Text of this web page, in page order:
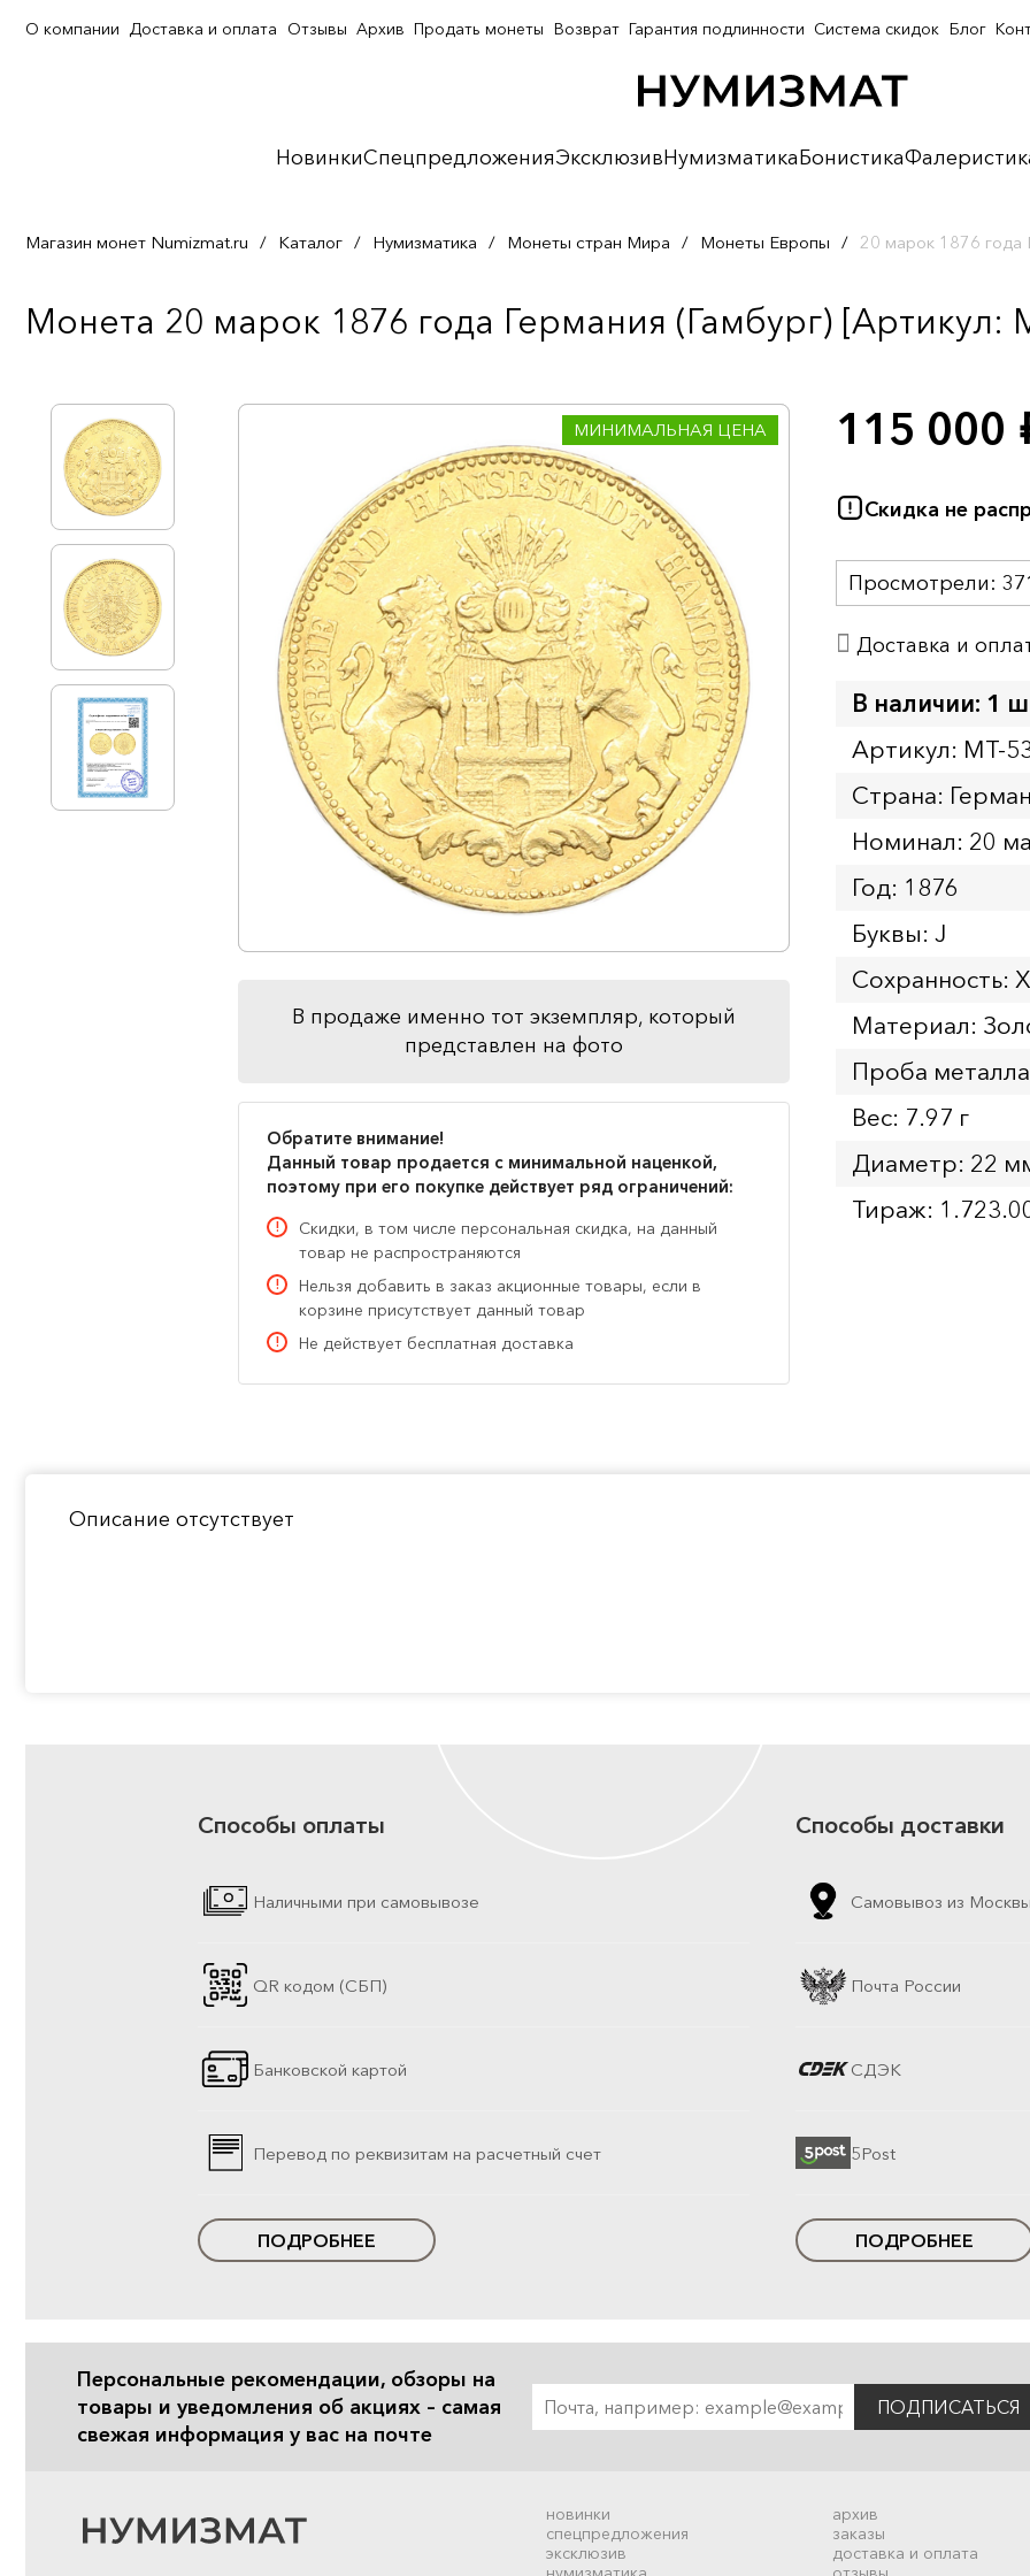
НовинкиСпецпредложенияЭксклюзивНумизматикаБонистика
О компании Доставка и оплата Отзывы Архив Продать монеты Возврат Гарантия подлинности Система скидок Блог
Магазин монет Numizmat.ru / Каталог / Нумизматика / Монеты стран Мира / Монеты Европы / 20 марок 1876 года
Монета 20 марок 1876 года Германия (Гамбург) [Артикул:
МИНИМАЛЬНАЯ ЦЕНА
В продаже именно тот экземпляр, который
представлен на фото
Обратите внимание!
Данный товар продается с минимальной наценкой,
поэтому при его покупке действует ряд ограничений:
Скидки, в том числе персональная скидка, на данный
товар не распространяются
Нельзя добавить в заказ акционные товары, если в
корзине присутствует данный товар
Не действует бесплатная доставка
115 000
Скидка не
Просмотрели:
Доставка и
В наличии: 1
Артикул: MT-
Страна:
Номинал: 20
Год: 1876
Буквы: J
Сохранность:
Материал:
Проба
Вес: 7.97 г
Диаметр: 22
Тираж:
Описание отсутствует
Способы оплаты
Наличными при самовывозе
QR кодом (СБП)
Банковской картой
Перевод по реквизитам на расчетный счет
ПОДРОБНЕЕ
Способы доставки
Самовывоз из
Почта России
СДЭК
5Post
ПОДРОБНЕЕ
Персональные рекомендации, обзоры на
товары и уведомления об акциях – самая
свежая информация у вас на почте
ПОДПИСАТЬСЯ
новинки
спецпредложения
эксклюзив
архив
заказы
доставка и оплата